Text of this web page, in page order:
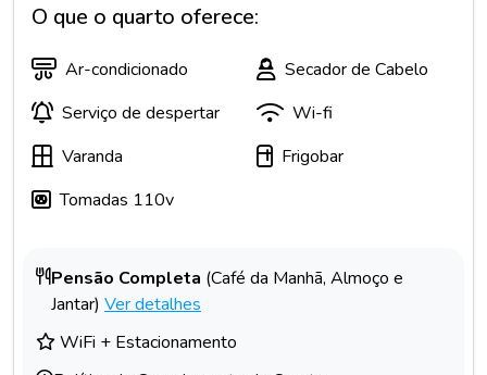
O que o quarto oferece:
Ar-condicionado
Secador de Cabelo
Serviço de despertar
Wi-fi
Varanda
Frigobar
Tomadas 110v
Pensão Completa (Café da Manhã, Almoço e
Jantar) Ver detalhes
WiFi + Estacionamento